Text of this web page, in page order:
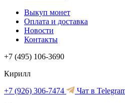
Выкуп монет
Оплата и доставка
Новости
Контакты
+7 (495) 106-3690
Кирилл
+7 (926) 306-7474
Чат в